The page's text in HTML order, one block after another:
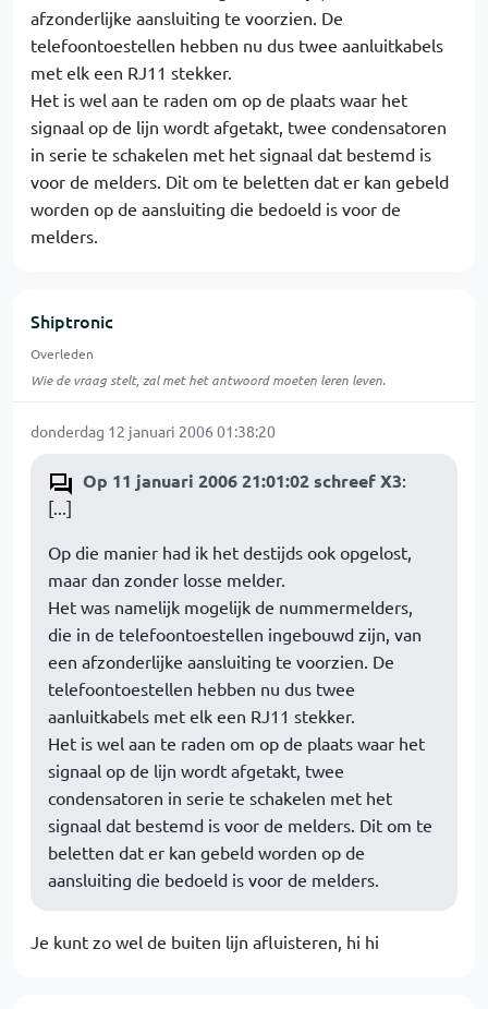
afzonderlijke aansluiting te voorzien. De
telefoontoestellen hebben nu dus twee aanluitkabels
met elk een RJ11 stekker.
Het is wel aan te raden om op de plaats waar het
signaal op de lijn wordt afgetakt, twee condensatoren
in serie te schakelen met het signaal dat bestemd is
voor de melders. Dit om te beletten dat er kan gebeld
worden op de aansluiting die bedoeld is voor de
melders.
Shiptronic
Overleden
Wie de vraag stelt, zal met het antwoord moeten leren leven.
donderdag 12 januari 2006 01:38:20
Op 11 januari 2006 21:01:02 schreef X3:
[...]
Op die manier had ik het destijds ook opgelost,
maar dan zonder losse melder.
Het was namelijk mogelijk de nummermelders,
die in de telefoontoestellen ingebouwd zijn, van
een afzonderlijke aansluiting te voorzien. De
telefoontoestellen hebben nu dus twee
aanluitkabels met elk een RJ11 stekker.
Het is wel aan te raden om op de plaats waar het
signaal op de lijn wordt afgetakt, twee
condensatoren in serie te schakelen met het
signaal dat bestemd is voor de melders. Dit om te
beletten dat er kan gebeld worden op de
aansluiting die bedoeld is voor de melders.
Je kunt zo wel de buiten lijn afluisteren, hi hi